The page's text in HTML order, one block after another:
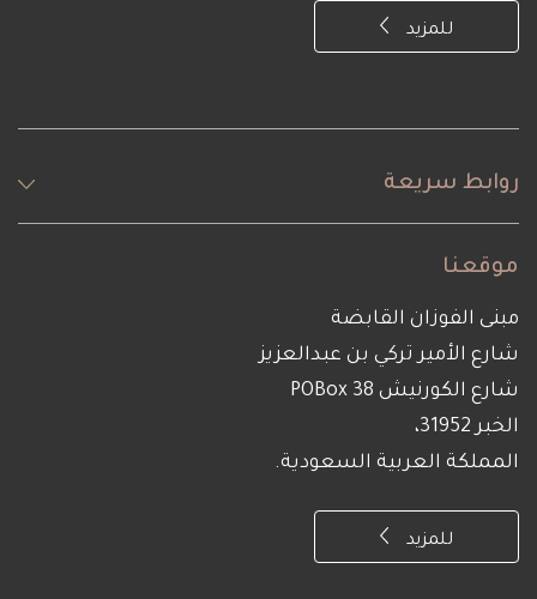
للمزيد
روابط سريعة
موقعنا
مبنى الفوزان القابضة
شارع الأمير تركي بن عبدالعزيز
شارع الكورنيش POBox 38
الخبر 31952،
المملكة العربية السعودية.
للمزيد